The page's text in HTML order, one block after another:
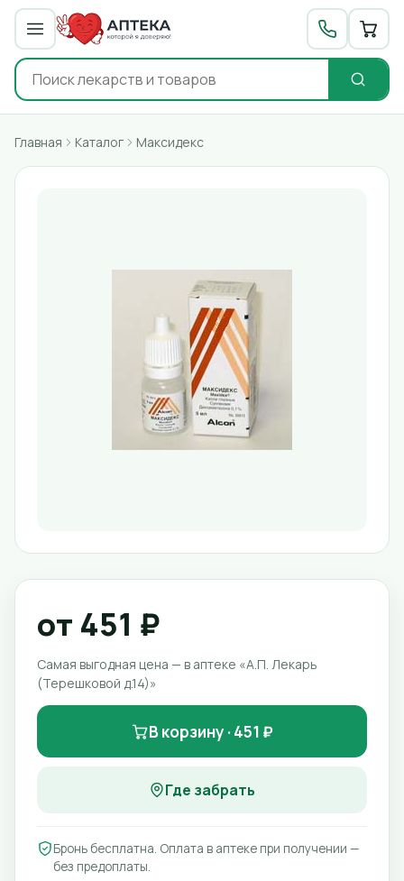
Главная Каталог Максидекс
от 451 ₽
Самая выгодная цена — в аптеке «А.П. Лекарь
(Терешковой д.14)»
В корзину · 451 ₽
Где забрать
Бронь бесплатна. Оплата в аптеке при получении —
без предоплаты.